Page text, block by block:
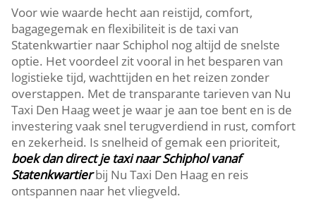
Voor wie waarde hecht aan reistijd, comfort,
bagagegemak en flexibiliteit is de taxi van
Statenkwartier naar Schiphol nog altijd de snelste
optie. Het voordeel zit vooral in het besparen van
logistieke tijd, wachttijden en het reizen zonder
overstappen. Met de transparante tarieven van Nu
Taxi Den Haag weet je waar je aan toe bent en is de
investering vaak snel terugverdiend in rust, comfort
en zekerheid. Is snelheid of gemak een prioriteit,
boek dan direct je taxi naar Schiphol vanaf
Statenkwartierbij Nu Taxi Den Haag en reis
ontspannen naar het vliegveld.